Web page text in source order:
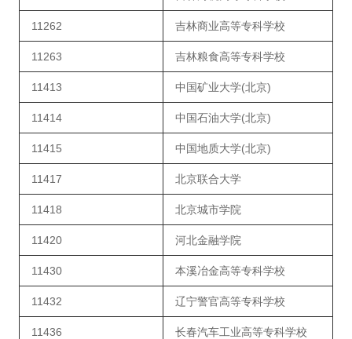
11262 吉林商业高等专科学校
11263 吉林粮食高等专科学校
11413 中国矿业大学(北京)
11414 中国石油大学(北京)
11415 中国地质大学(北京)
11417 北京联合大学
11418 北京城市学院
11420 河北金融学院
11430 本溪冶金高等专科学校
11432 辽宁警官高等专科学校
11436 长春汽车工业高等专科学校